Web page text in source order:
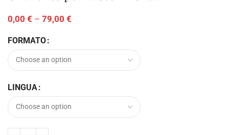
0,00 € – 79,00 €
FORMATO
LINGUA